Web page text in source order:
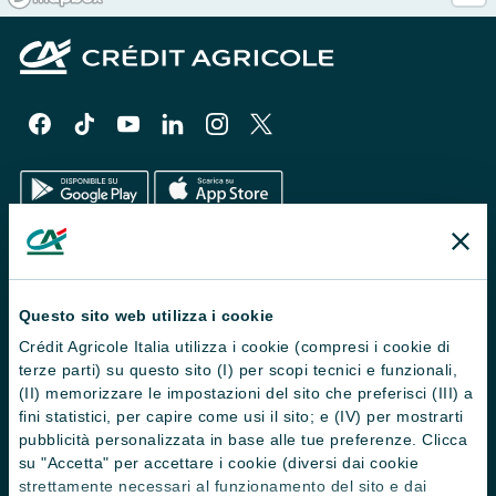
Questo sito web utilizza i cookie
Crédit Agricole Italia utilizza i cookie (compresi i cookie di
terze parti) su questo sito (I) per scopi tecnici e funzionali,
(II) memorizzare le impostazioni del sito che preferisci (III) a
fini statistici, per capire come usi il sito; e (IV) per mostrarti
pubblicità personalizzata in base alle tue preferenze. Clicca
su "Accetta" per accettare i cookie (diversi dai cookie
strettamente necessari al funzionamento del sito e dai
Trova filiali
Contattaci
Domande frequenti
Successioni
Servizi e pagamenti digitali